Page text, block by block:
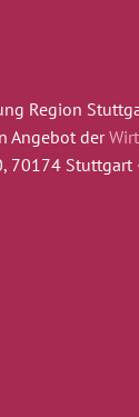
Region
Angebot der
70174 Stuttgart